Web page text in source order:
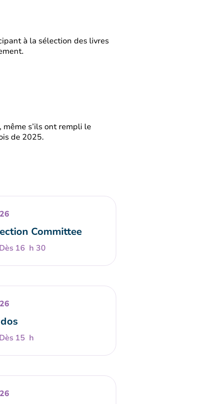
à la sélection des livres
s’ils ont rempli le
de 2025.
Committee
Dès 16 h 30
Dès 15 h